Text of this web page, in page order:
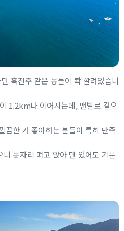
흑진주 같은 몽돌이 쫙 깔려있습니
1.2km나 이어지는데, 맨발로 걸으
끔한 거 좋아하는 분들이 특히 만족
돗자리 펴고 앉아 만 있어도 기분